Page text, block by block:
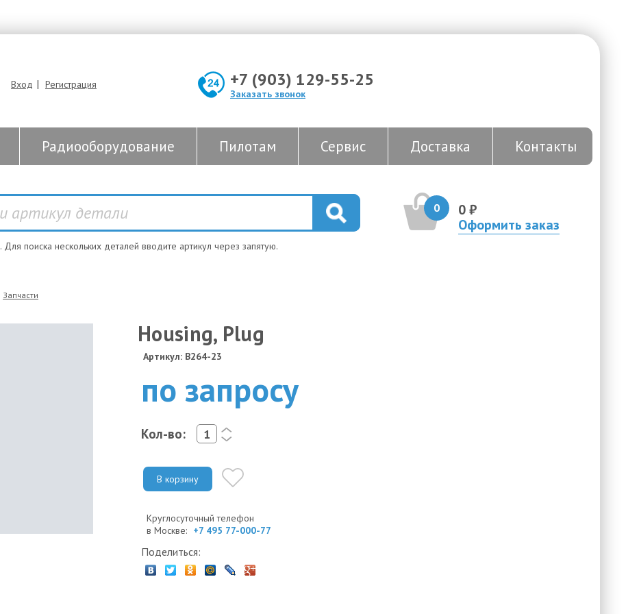
Вход | Регистрация +7 (903) 129-55-25
Заказать звонок
Радиооборудование Пилотам Сервис Доставка Контакты
0
0 ₽
Оформить заказ
. Для поиска нескольких деталей вводите артикул через запятую.
Запчасти
Housing, Plug
Артикул: B264-23
по запросу
Кол-во:
<
>
В корзину
Круглосуточный телефон
в Москве: +7 495 77-000-77
Поделиться: